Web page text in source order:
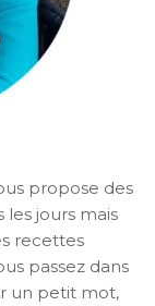
propose des
jours mais
recettes
passez dans
un petit mot,